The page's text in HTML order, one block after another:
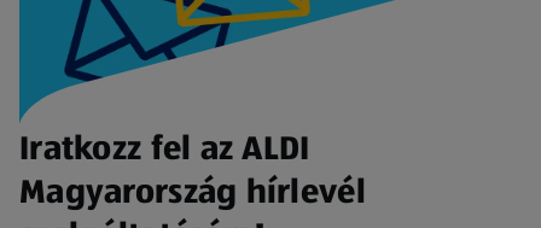
Iratkozz fel az ALDI
Magyarország hírlevél